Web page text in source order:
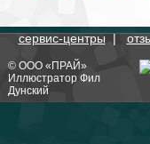
сервис-центры|
© ООО «ПРАЙ»
Иллюстратор Фил
Дунский